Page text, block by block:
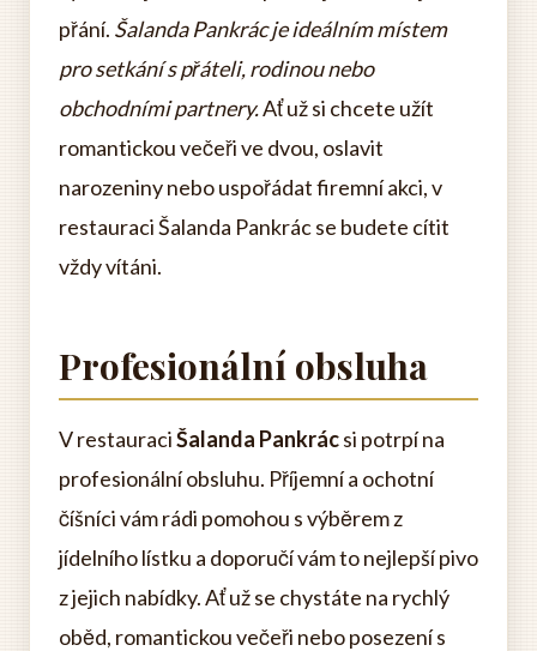
přání. Šalanda Pankrác je ideálním místem
pro setkání s přáteli, rodinou nebo
obchodními partnery.Ať už si chcete užít
romantickou večeři ve dvou, oslavit
narozeniny nebo uspořádat firemní akci, v
restauraci Šalanda Pankrác se budete cítit
vždy vítáni.
Profesionální obsluha
V restauraciŠalanda Pankrácsi potrpí na
profesionální obsluhu. Příjemní a ochotní
číšníci vám rádi pomohou s výběrem z
jídelního lístku a doporučí vám to nejlepší pivo
z jejich nabídky. Ať už se chystáte na rychlý
oběd, romantickou večeři nebo posezení s